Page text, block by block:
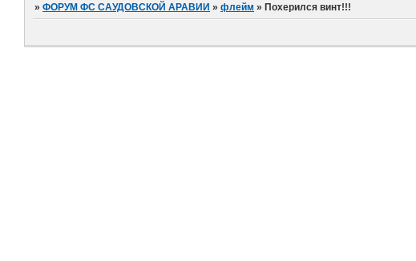
»ФОРУМ ФС САУДОВСКОЙ АРАВИИ »флейм »Похерился винт!!!